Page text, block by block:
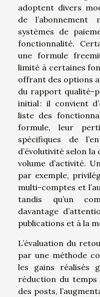
adoptent divers
de l’abonnement
systèmes de
fonctionnalité.
une formule
limité à certaines
offrant des options
du rapport qualité-
initial : il convient
liste des
formule, leur
spécifiques de
d’évolutivité selon la
volume d’activité.
par exemple,
multi-comptes et
tandis qu’un
davantage
publications et à la
L’évaluation du
par une méthode
les gains réalisés
réduction du
des posts,